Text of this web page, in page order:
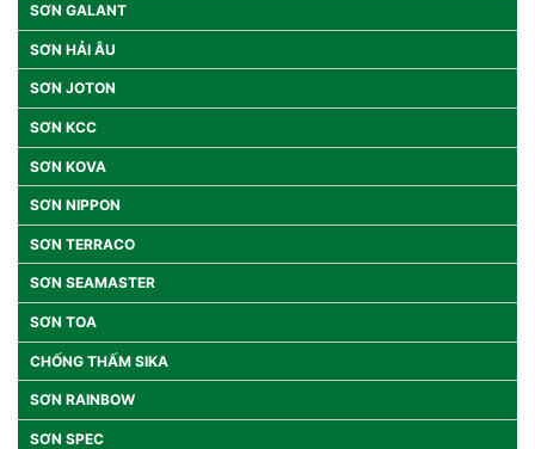
SƠN GALANT
SƠN HẢI ÂU
SƠN JOTON
SƠN KCC
SƠN KOVA
SƠN NIPPON
SƠN TERRACO
SƠN SEAMASTER
SƠN TOA
CHỐNG THẤM SIKA
SƠN RAINBOW
SƠN SPEC